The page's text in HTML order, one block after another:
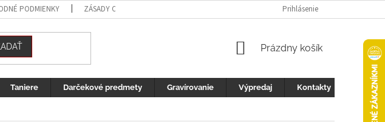
PODMIENKY ZÁSADY OCHRANY OSOBNÝCH ÚDAJOV FOTOGALERIA KONTAKTY
Prihlásenie
NÁKUPNÝ
Prázdny košík
Taniere Darčekové predmety Gravírovanie Výpredaj Kontakty